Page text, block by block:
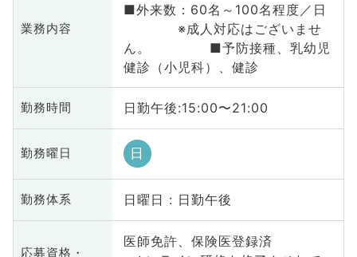
業務内容
■外来数：60名～100名程度／日
※成人対応はございませ
ん。 ■予防接種、乳幼児
健診（小児科）、健診
勤務時間 日勤午後:15:00〜21:00
勤務曜日 日
勤務体系 日曜日 : 日勤午後
応募資格・
医師免許、保険医登録済